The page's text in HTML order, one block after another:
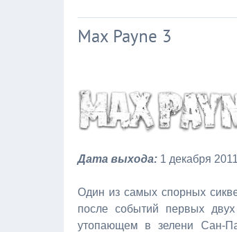
Max Payne 3
Дата выхода: 1 декабря 2011
Один из самых спорных
после событий первых
утопающем в зелени Сан-